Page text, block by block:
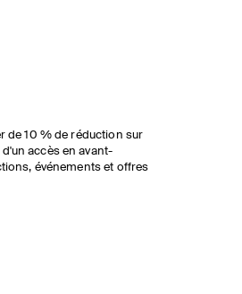
de 10 % de réduction sur
accès en avant-
événements et offres